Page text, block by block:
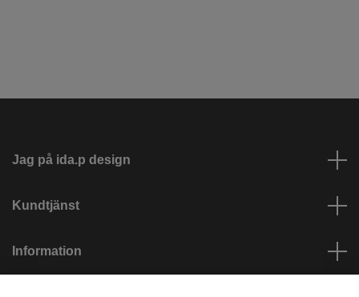
Jag på ida.p design
Kundtjänst
Information